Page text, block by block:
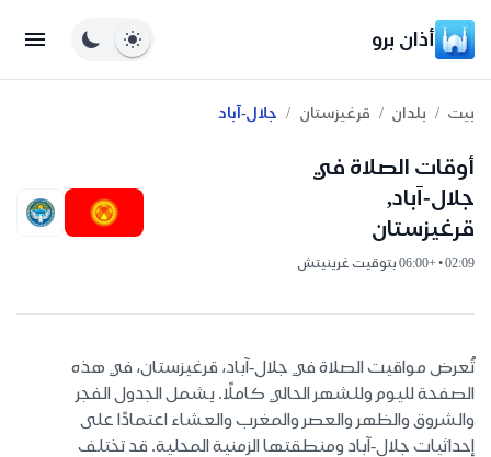
أذان برو
بيت / بلدان / قرغيزستان / جلال-آباد
أوقات الصلاة في
جلال-آباد,
قرغيزستان
02:09 • +06:00 بتوقيت غرينيتش
تُعرض مواقيت الصلاة في جلال-آباد، قرغيزستان، في هذه
الصفحة لليوم وللشهر الحالي كاملًا. يشمل الجدول الفجر
والشروق والظهر والعصر والمغرب والعشاء اعتمادًا على
إحداثيات جلال-آباد ومنطقتها الزمنية المحلية. قد تختلف